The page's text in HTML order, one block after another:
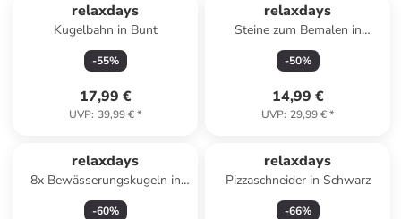
relaxdays
Kugelbahn in Bunt
-55%
17,99 €
UVP: 39,99 €*
relaxdays
Steine zum Bemalen in
Hellgrau
-50%
14,99 €
UVP: 29,99 €*
relaxdays
8x Bewässerungskugeln in
Hellblau
-60%
relaxdays
Pizzaschneider in Schwarz
-66%